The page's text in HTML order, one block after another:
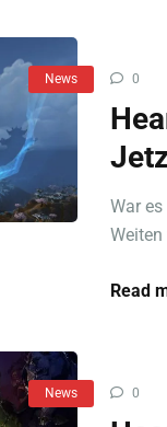
News 0
War
Read
News 0